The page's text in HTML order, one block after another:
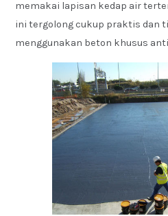
memakai lapisan kedap air
ini tergolong cukup praktis dan
menggunakan beton khusus